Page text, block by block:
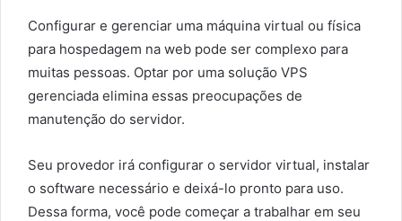
Configurar e gerenciar uma máquina virtual ou física
para hospedagem na web pode ser complexo para
muitas pessoas. Optar por uma solução VPS
gerenciada elimina essas preocupações de
manutenção do servidor.
Seu provedor irá configurar o servidor virtual, instalar
o software necessário e deixá-lo pronto para uso.
Dessa forma, você pode começar a trabalhar em seu